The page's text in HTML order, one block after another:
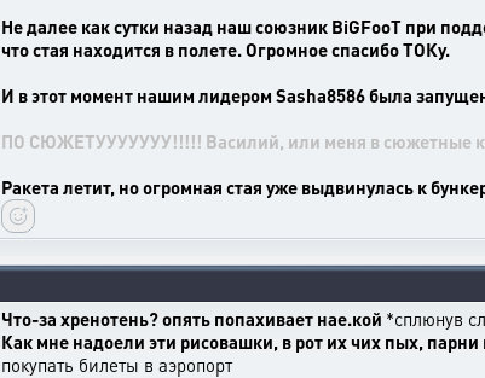
Не далее как сутки назад наш союзник BiGFooT при
что стая находится в полете. Огромное спасибо ТОКу.
И в этот момент нашим лидером Sasha8586 была
ПО СЮЖЕТУУУУУУУ!!!!! Василий, или меня в сюжетные
Ракета летит, но огромная стая уже выдвинулась к
Что-за хренотень? опять попахивает нае.кой *сплюнув
Как мне надоели эти рисовашки, в рот их чих пых,
покупать билеты в аэропорт